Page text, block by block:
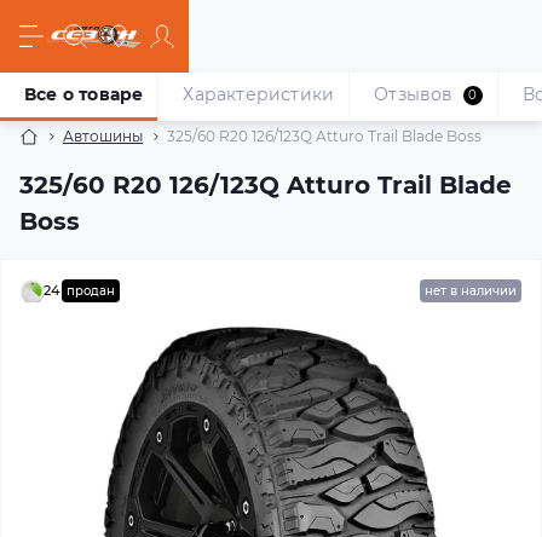
Автошины 325/60 R20 126/123Q Atturo Trail Blade Boss
325/60 R20 126/123Q Atturo Trail Blade
Boss
Все о товаре Характеристики Отзывов 0
24 продан нет в наличии